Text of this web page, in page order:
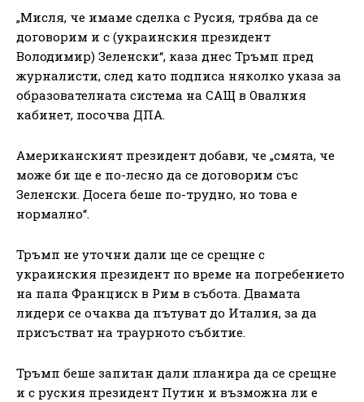
„Мисля, че имаме сделка с Русия, трябва да се
договорим и с (украинския президент
Володимир) Зеленски“, каза днес Тръмп пред
журналисти, след като подписа няколко указа за
образователната система на САЩ в Овалния
кабинет, посочва ДПА.
Американският президент добави, че „смята, че
може би ще е по-лесно да се договорим със
Зеленски. Досега беше по-трудно, но това е
нормално“.
Тръмп не уточни дали ще се срещне с
украинския президент по време на погребението
на папа Франциск в Рим в събота. Двамата
лидери се очаква да пътуват до Италия, за да
присъстват на траурното събитие.
Тръмп беше запитан дали планира да се срещне
и с руския президент Путин и възможна ли е